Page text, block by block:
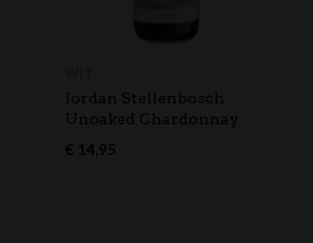
Jordan Stellenbosch
Unoaked Chardonnay
€ 14,95